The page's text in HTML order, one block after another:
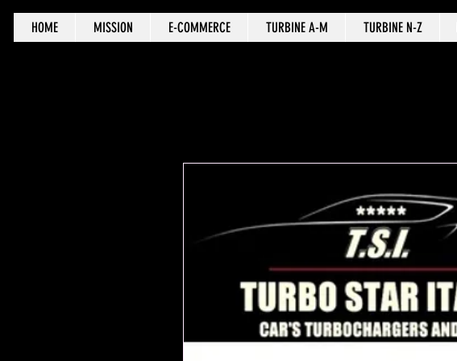
HOME MISSION E-COMMERCE TURBINE A-M TURBINE N-Z